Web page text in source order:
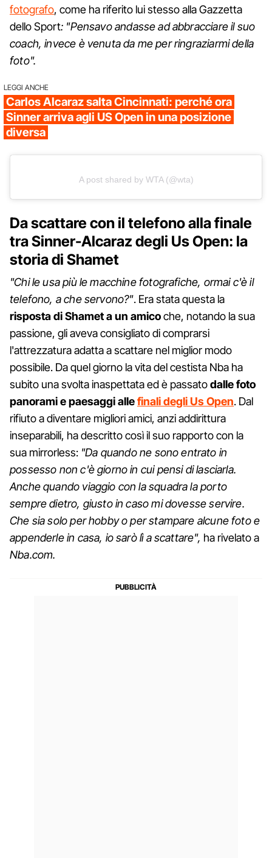
fotografo, come ha riferito lui stesso alla Gazzetta
dello Sport: "Pensavo andasse ad abbracciare il suo
coach, invece è venuta da me per ringraziarmi della
foto".
LEGGI ANCHE
Carlos Alcaraz salta Cincinnati: perché ora
Sinner arriva agli US Open in una posizione
diversa
A post shared by WTA (@wta)
Da scattare con il telefono alla finale
tra Sinner-Alcaraz degli Us Open: la
storia di Shamet
"Chi le usa più le macchine fotografiche, ormai c'è il
telefono, a che servono?". Era stata questa la
risposta di Shamet a un amicoche, notando la sua
passione, gli aveva consigliato di comprarsi
l'attrezzatura adatta a scattare nel miglior modo
possibile. Da quel giorno la vita del cestista Nba ha
subito una svolta inaspettata ed è passatodalle foto
panorami e paesaggi allefinali degli Us Open. Dal
rifiuto a diventare migliori amici, anzi addirittura
inseparabili, ha descritto così il suo rapporto con la
sua mirrorless: "Da quando ne sono entrato in
possesso non c'è giorno in cui pensi di lasciarla.
Anche quando viaggio con la squadra la porto
sempre dietro, giusto in caso mi dovesse servire.
Che sia solo per hobby o per stampare alcune foto e
appenderle in casa, io sarò lì a scattare", ha rivelato a
Nba.com.